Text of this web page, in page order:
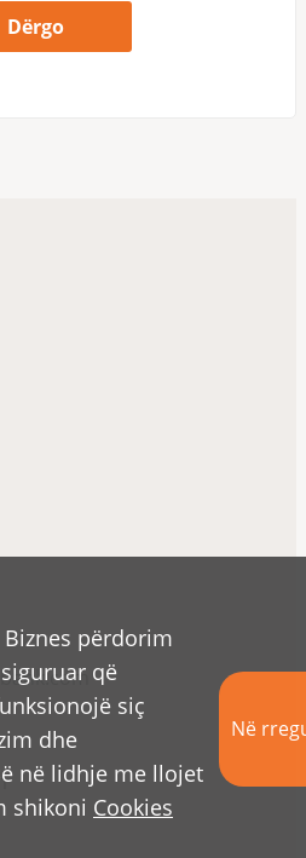
përdorim
që
siç
dhe
në lidhje me llojet
shikoni Cookies
Në